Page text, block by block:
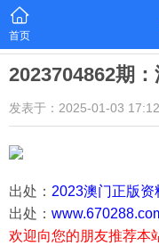
首页
2023704862期
发表于：2025-01-03
出处： 2023澳门正版资
出处：
欢迎向您的朋友推荐本